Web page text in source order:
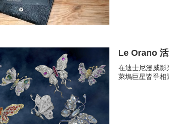
Le Orano
在迪士尼漫威
萊塢巨星皆爭相